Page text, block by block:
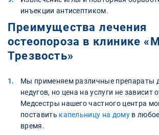
инъекции антисептиком.
Преимущества лечения
остеопороза в клинике
Трезвость»
Мы применяем различные препараты
недугов, но цена на услуги не зависит
Медсестры нашего частного центра
поставить капельницу на домув
время.